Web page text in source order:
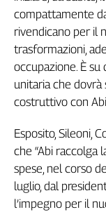
It
Inserti
Idea
Diffusa
Le
trasmissioni
tv
Work
in
compattamente
rivendicano per il
trasformazioni,
occupazione. È
unitaria che
costruttivo con
Esposito, Sileoni,
che “Abi raccolga
spese, nel corso
luglio, dal
l’impegno per il